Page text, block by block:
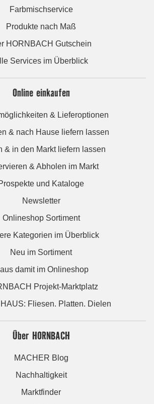
Farbmischservice
Produkte nach Maß
HORNBACH Gutschein
Services im Überblick
Online einkaufen
& Lieferoptionen
& nach Hause liefern lassen
& in den Markt liefern lassen
& Abholen im Markt
und Kataloge
Newsletter
Onlineshop Sortiment
Kategorien im Überblick
Neu im Sortiment
damit im Onlineshop
Projekt-Marktplatz
Fliesen. Platten. Dielen
Über HORNBACH
MACHER Blog
Nachhaltigkeit
Marktfinder